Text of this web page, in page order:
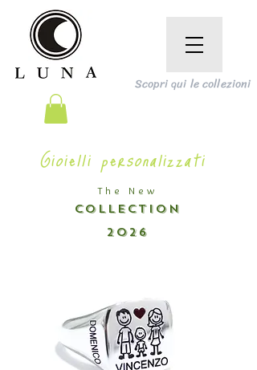
The New
COLLECTION
2026
Scopri qui le collezioni
Gioielli personalizzati